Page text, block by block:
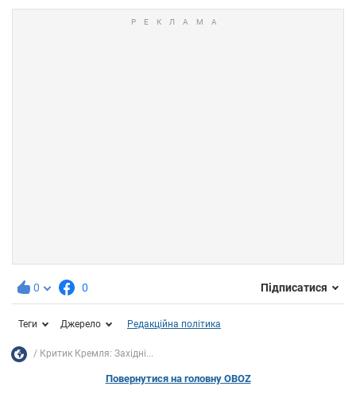
0 0 Підписатися
Теги Джерело Редакційна політика
Критик Кремля: Західні...
Повернутися на головну OBOZ